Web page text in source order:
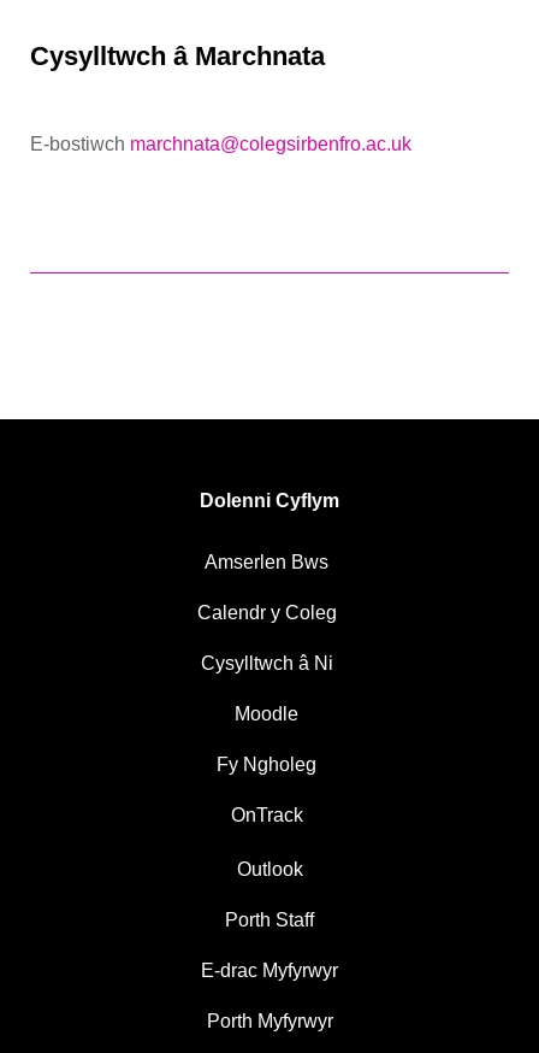
Cysylltwch â Marchnata
E-bostiwch marchnata@colegsirbenfro.ac.uk
Dolenni Cyflym
Amserlen Bws
Calendr y Coleg
Cysylltwch â Ni
Moodle
Fy Ngholeg
OnTrack
Outlook
Porth Staff
E-drac Myfyrwyr
Porth Myfyrwyr